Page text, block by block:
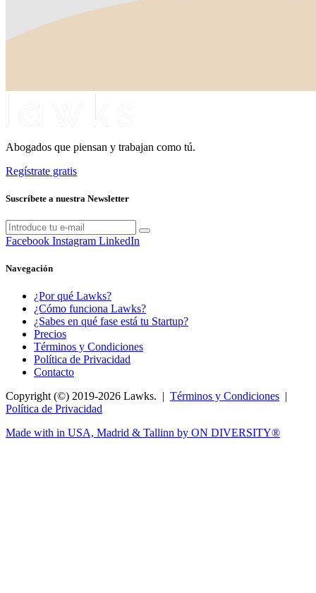
Abogados que piensan y trabajan como tú.
Regístrate gratis
Suscríbete a nuestra Newsletter
Facebook Instagram LinkedIn
Navegación
¿Por qué Lawks?
¿Cómo funciona Lawks?
¿Sabes en qué fase está tu Startup?
Precios
Términos y Condiciones
Política de Privacidad
Contacto
Copyright (©) 2019-2026 Lawks. | Términos y Condiciones |
Política de Privacidad
Made with in USA, Madrid & Tallinn by ON DIVERSITY®